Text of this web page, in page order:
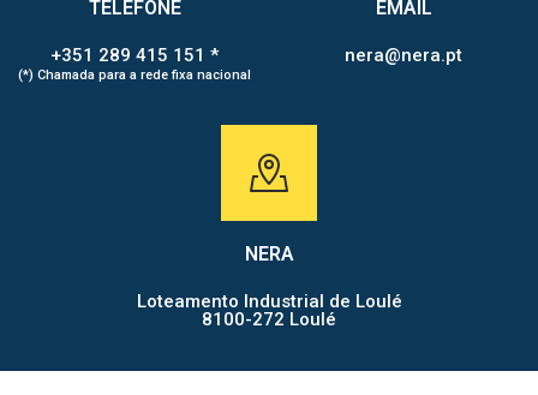
TELEFONE
+351 289 415 151 *
(*) Chamada para a rede fixa nacional
EMAIL
nera@nera.pt
NERA
Loteamento Industrial de Loulé
8100-272 Loulé